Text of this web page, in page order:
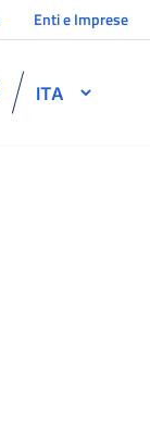
Enti e Imprese
ITA